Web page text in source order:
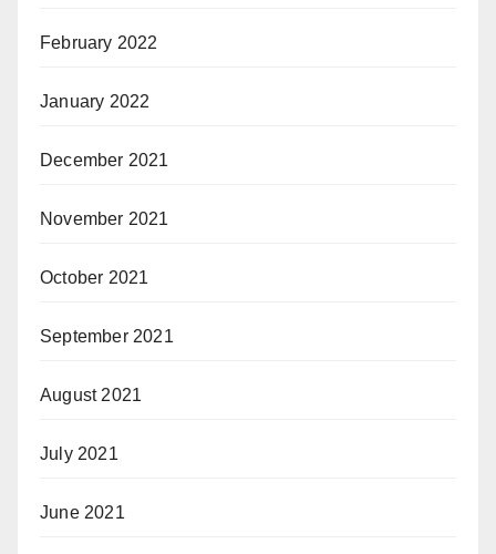
February 2022
January 2022
December 2021
November 2021
October 2021
September 2021
August 2021
July 2021
June 2021